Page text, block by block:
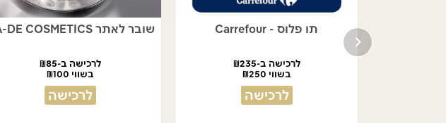
שובר לאתר GA-DE COSMETICS
לרכישה ב-₪85
בשווי ₪100
לרכישה
תו פלוס - Carrefour
לרכישה ב-₪235
בשווי ₪250
לרכישה